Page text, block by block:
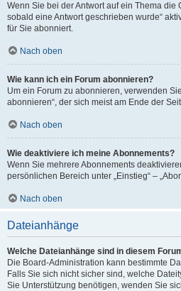
Wenn Sie bei der Antwort auf ein Thema die
sobald eine Antwort geschrieben wurde“
für Sie abonniert.
Nach oben
Wie kann ich ein Forum abonnieren?
Um ein Forum zu abonnieren, verwenden
abonnieren“, der sich meist am Ende der
Nach oben
Wie deaktiviere ich meine Abonnements?
Wenn Sie mehrere Abonnements
persönlichen Bereich unter „Einstieg“ –
Nach oben
Dateianhänge
Welche Dateianhänge sind in diesem
Die Board-Administration kann bestimmte
Falls Sie sich nicht sicher sind, welche
Sie Unterstützung benötigen, wenden Sie